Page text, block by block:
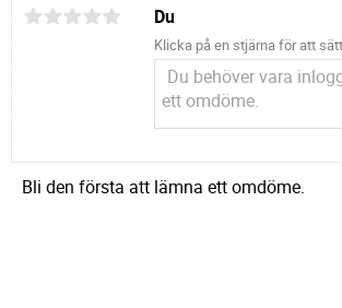
Du
Klicka på en stjärna för att
Bli den första att lämna ett omdöme.